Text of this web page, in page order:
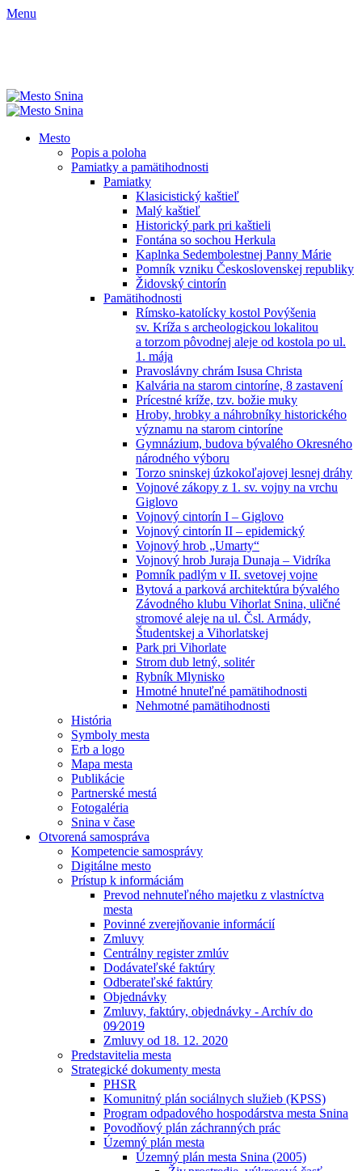
Menu
Mesto
Popis a poloha
Pamiatky a pamätihodnosti
Pamiatky
Klasicistický kaštieľ
Malý kaštieľ
Historický park pri kaštieli
Fontána so sochou Herkula
Kaplnka Sedembolestnej Panny Márie
Pomník vzniku Československej republiky
Židovský cintorín
Pamätihodnosti
Rímsko-katolícky kostol Povýšenia
sv. Kríža s archeologickou lokalitou
a torzom pôvodnej aleje od kostola po ul.
1. mája
Pravoslávny chrám Isusa Christa
Kalvária na starom cintoríne, 8 zastavení
Prícestné kríže, tzv. božie muky
Hroby, hrobky a náhrobníky historického
významu na starom cintoríne
Gymnázium, budova bývalého Okresného
národného výboru
Torzo sninskej úzkokoľajovej lesnej dráhy
Vojnové zákopy z 1. sv. vojny na vrchu
Giglovo
Vojnový cintorín I – Giglovo
Vojnový cintorín II – epidemický
Vojnový hrob „Umarty“
Vojnový hrob Juraja Dunaja – Vidríka
Pomník padlým v II. svetovej vojne
Bytová a parková architektúra bývalého
Závodného klubu Vihorlat Snina, uličné
stromové aleje na ul. Čsl. Armády,
Študentskej a Vihorlatskej
Park pri Vihorlate
Strom dub letný, solitér
Rybník Mlynisko
Hmotné hnuteľné pamätihodnosti
Nehmotné pamätihodnosti
História
Symboly mesta
Erb a logo
Mapa mesta
Publikácie
Partnerské mestá
Fotogaléria
Snina v čase
Otvorená samospráva
Kompetencie samosprávy
Digitálne mesto
Prístup k informáciám
Prevod nehnuteľného majetku z vlastníctva
mesta
Povinné zverejňovanie informácií
Zmluvy
Centrálny register zmlúv
Dodávateľské faktúry
Odberateľské faktúry
Objednávky
Zmluvy, faktúry, objednávky - Archív do
09⁄2019
Zmluvy od 18. 12. 2020
Predstavitelia mesta
Strategické dokumenty mesta
PHSR
Komunitný plán sociálnych služieb (KPSS)
Program odpadového hospodárstva mesta Snina
Povodňový plán záchranných prác
Územný plán mesta
Územný plán mesta Snina (2005)